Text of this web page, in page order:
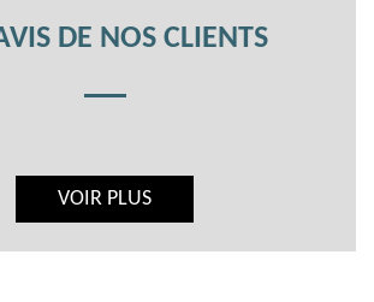
DE NOS CLIENTS
VOIR PLUS